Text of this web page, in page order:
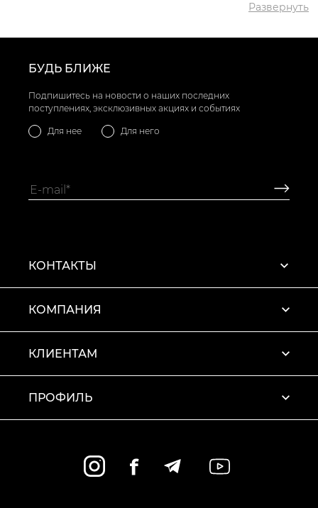
Развернуть
БУДЬ БЛИЖЕ
Подпишитесь на новости о наших последних
поступлениях, эксклюзивных акциях и событиях
Для нее Для него
КОНТАКТЫ
КОМПАНИЯ
КЛИЕНТАМ
ПРОФИЛЬ